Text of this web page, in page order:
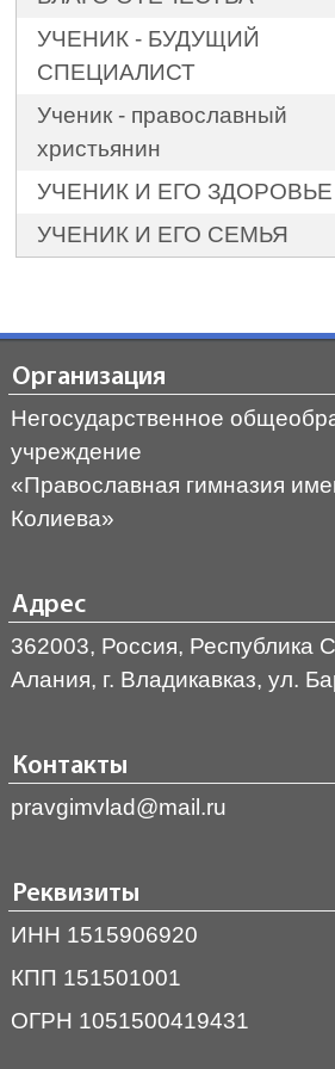
УЧЕНИК - БУДУЩИЙ
СПЕЦИАЛИСТ
Ученик - православный
христьянин
УЧЕНИК И ЕГО ЗДОРОВЬЕ
УЧЕНИК И ЕГО СЕМЬЯ
Организация
Негосударственное
учреждение
«Православная гимназия
Колиева»
Адрес
362003, Россия, Республика
Алания, г. Владикавказ, ул.
Контакты
pravgimvlad@mail.ru
Реквизиты
ИНН 1515906920
КПП 151501001
ОГРН 1051500419431